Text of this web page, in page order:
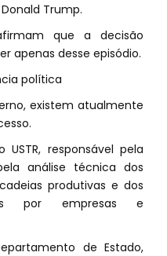
Trump.
que a decisão
apenas desse episódio.
política
existem atualmente
responsável pela
análise técnica dos
produtivas e dos
por empresas e
de Estado,